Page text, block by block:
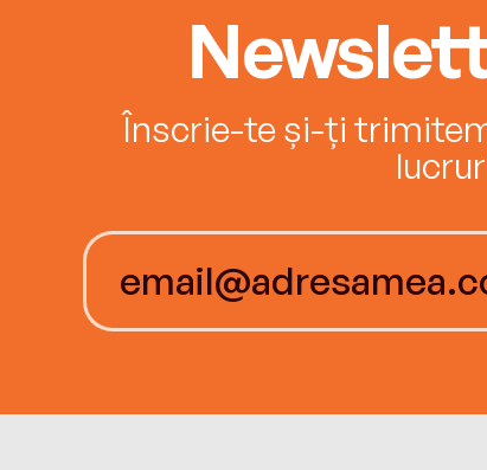
Înscrie-te și-ți